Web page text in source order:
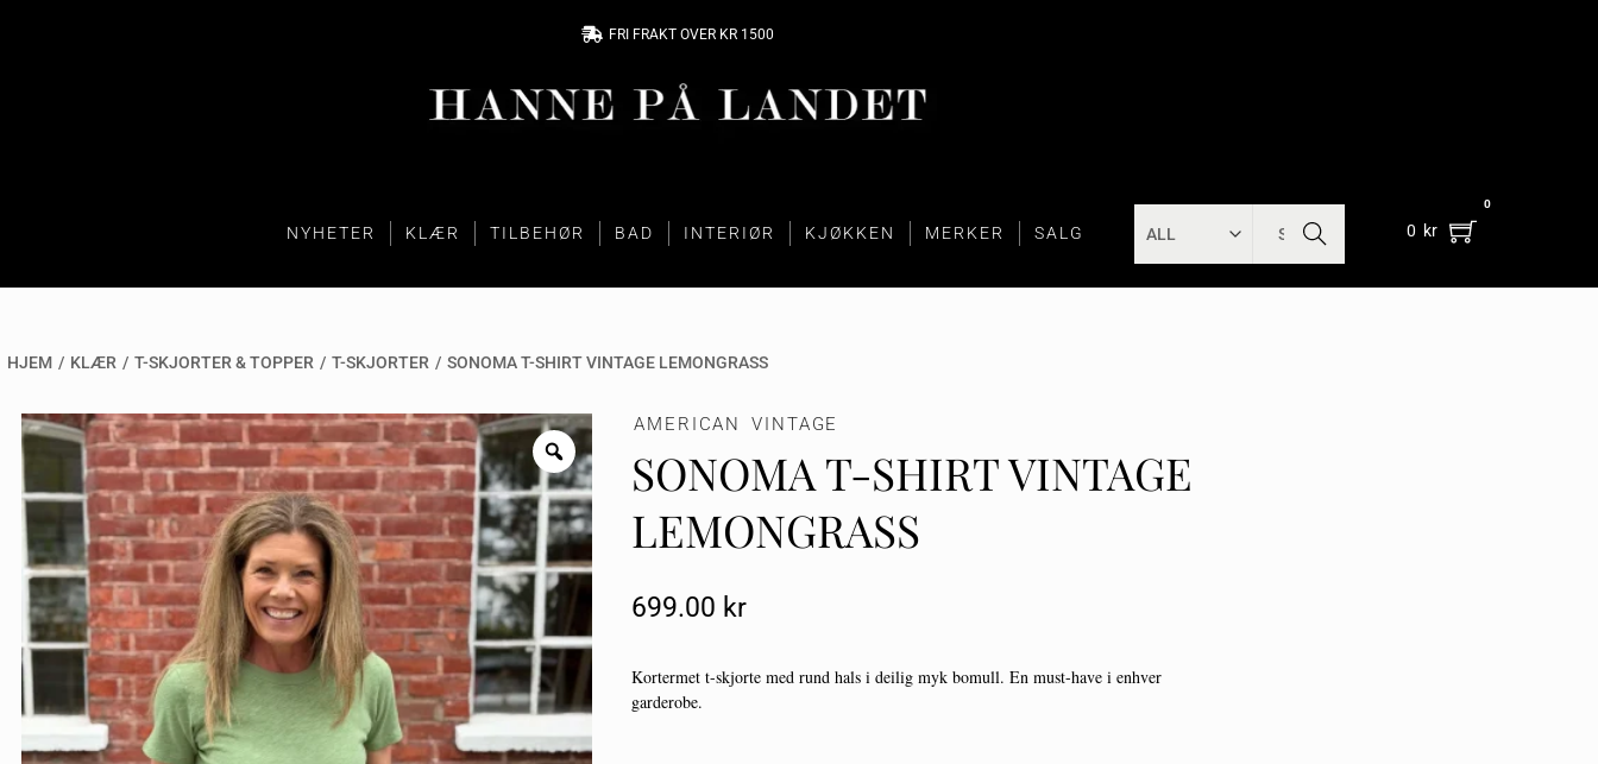
FRI FRAKT OVER KR 1500
NYHETER KLÆR TILBEHØR BAD INTERIØR KJØKKEN MERKER SALG
SEARC
H
0 kr
0
HJEM / KLÆR / T-SKJORTER & TOPPER / T-SKJORTER / SONOMA T-SHIRT VINTAGE LEMONGRASS
AMERICAN VINTAGE
SONOMA T-SHIRT VINTAGE
LEMONGRASS
699.00 Kr
Kortermet t-skjorte med rund hals i deilig myk bomull. En must-have i enhver
garderobe.